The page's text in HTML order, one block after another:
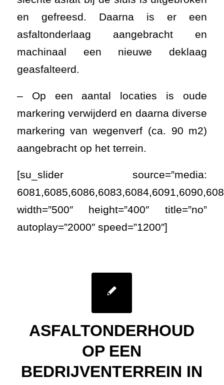
markering van wegenverf (ca. 90 m2)
aangebracht op het terrein.
[su_slider source=”media:
width=”500″ height=”400″ title=”no”
autoplay=”2000″ speed=”1200″]
ASFALTONDERHOUD
OP EEN
MOERDIJK.
5 June 2015 /